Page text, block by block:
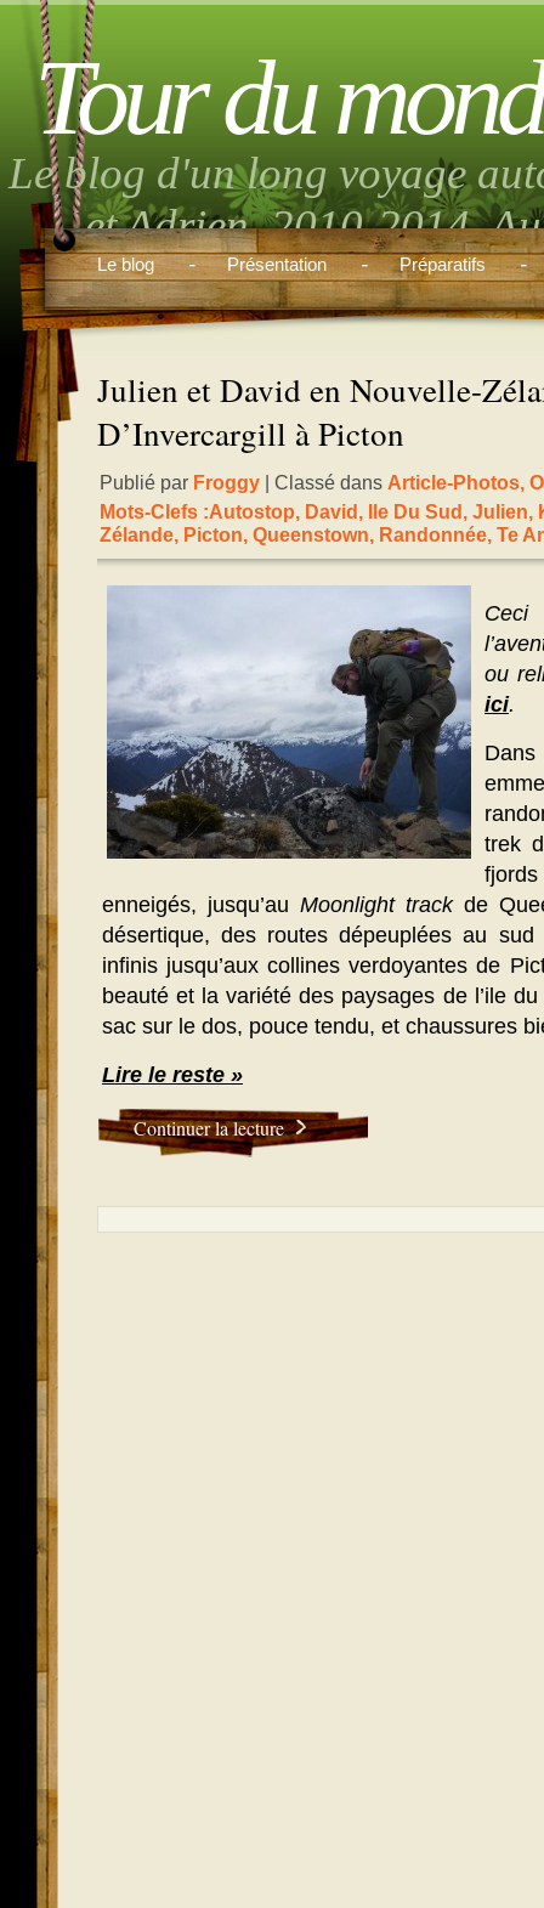
Tour du
Le blog d'un long voyage
et Adrien. 2010-2014.
musique, randonnée,
Le blog Présentation Préparatifs
Julien et David en Nouvelle-
D’Invercargill à Picton
Publié par Froggy | Classé dans Article-Photos,
Mots-Clefs :Autostop, David, Ile Du Sud, Julien,
Zélande, Picton, Queenstown, Randonnée, Te
ou
ici.
trek
enneigés, jusqu’au Moonlight trackde
désertique, des routes dépeuplées au sud
infinis jusqu’aux collines verdoyantes de
beauté et la variété des paysages de l’ile
sac sur le dos, pouce tendu, et chaussures
Lire le reste »
Continuer la lecture